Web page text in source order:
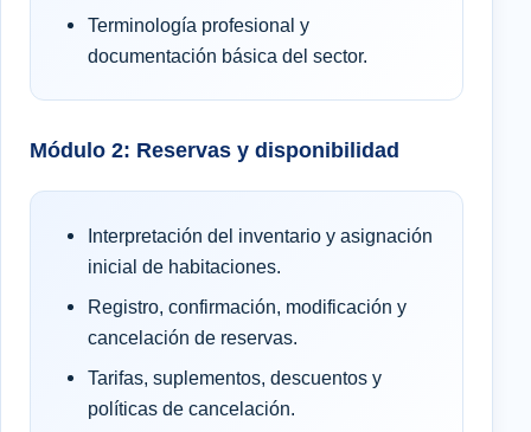
Terminología profesional y
documentación básica del sector.
Módulo 2: Reservas y disponibilidad
Interpretación del inventario y asignación
inicial de habitaciones.
Registro, confirmación, modificación y
cancelación de reservas.
Tarifas, suplementos, descuentos y
políticas de cancelación.